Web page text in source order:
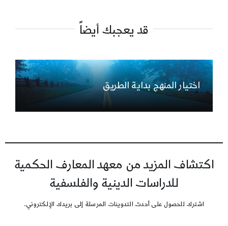
قد يعجبك أيضاً
اختيار المنهج بداية الطريق
اكتشاف المزيد من معهد المعارف الحكمية
للدراسات الدينية والفلسفية
اشترك للحصول على أحدث التدوينات المرسلة إلى بريدك الإلكتروني.